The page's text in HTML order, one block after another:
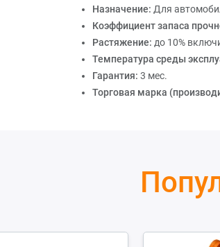
Назначение: Для
Коэффициент запаса
Растяжение: до 10%
Температура среды
Гарантия: 3 мес.
Торговая марка